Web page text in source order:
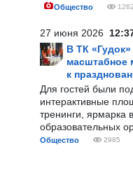
Общество 1262
27 июня 2026
В ТК
масштабное
к
Для гостей были
интерактивные
тренинги, ярмарка
образовательных
Общество 2985